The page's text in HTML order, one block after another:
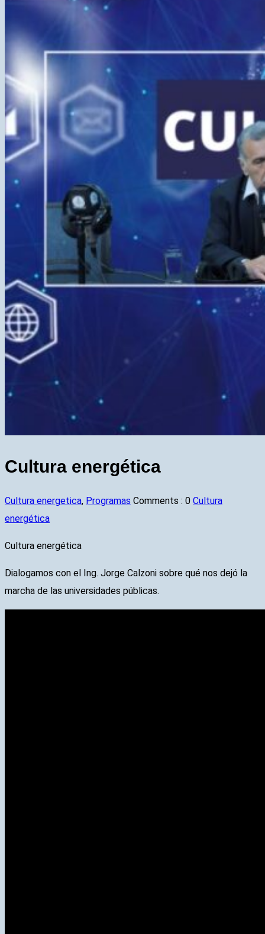
Cultura energética
Cultura energetica, Programas Comments : 0 Cultura
energética
Cultura energética
Dialogamos con el Ing. Jorge Calzoni sobre qué nos dejó la
marcha de las universidades públicas.